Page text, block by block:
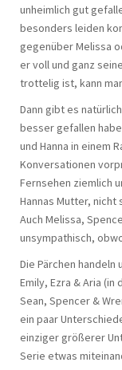
unheimlich gut
besonders leiden
gegenüber Melissa
er voll und ganz
trottelig ist, kann
Dann gibt es
besser gefallen
und Hanna in einem
Konversationen
Fernsehen ziemlich
Hannas Mutter, nicht
Auch Melissa,
unsympathisch,
Die Pärchen handeln
Emily, Ezra & Aria
Sean, Spencer &
ein paar
einziger größerer
Serie etwas